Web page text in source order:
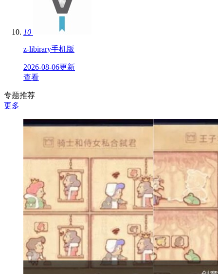
10
z-libirary手机版
2026-08-06更新
查看
专题推荐
更多